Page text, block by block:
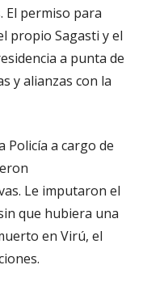
El permiso para
propio Sagasti y el
a punta de
y alianzas con la
Policía a cargo de
Le imputaron el
que hubiera una
en Virú, el